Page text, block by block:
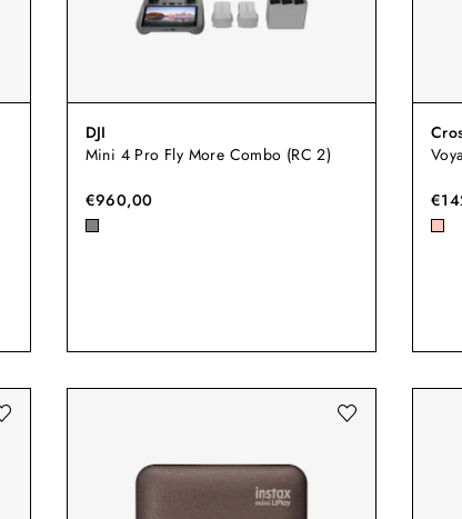
DJI
Mini 4 Pro Fly More Combo (RC 2)
€960,00